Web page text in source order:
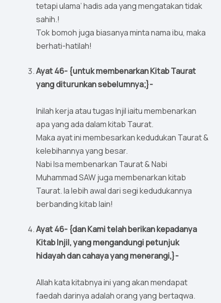
tetapi ulama’ hadis ada yang mengatakan tidak
sahih.!
Tok bomoh juga biasanya minta nama ibu, maka
berhati-hatilah!
Ayat 46- {untuk membenarkan Kitab Taurat
yang diturunkan sebelumnya;}-
Inilah kerja atau tugas Injil iaitu membenarkan
apa yang ada dalam kitab Taurat.
Maka ayat ini membesarkan kedudukan Taurat &
kelebihannya yang besar.
Nabi Isa membenarkan Taurat & Nabi
Muhammad SAW juga membenarkan kitab
Taurat. Ia lebih awal dari segi kedudukannya
berbanding kitab lain!
Ayat 46- {dan Kami telah berikan kepadanya
Kitab Injil, yang mengandungi petunjuk
hidayah dan cahaya yang menerangi,}-
Allah kata kitabnya ini yang akan mendapat
faedah darinya adalah orang yang bertaqwa.